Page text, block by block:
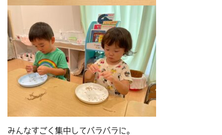
みんなすごく集中してバラバラに。